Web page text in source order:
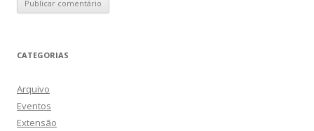
CATEGORIAS
Arquivo
Eventos
Extensão